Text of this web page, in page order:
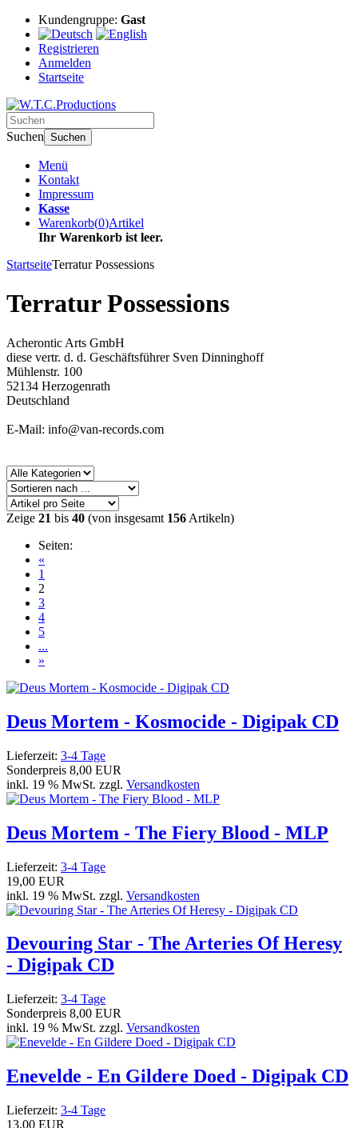
Kundengruppe: Gast
Registrieren
Anmelden
Startseite
Suchen Suchen
Menü
Kontakt
Impressum
Kasse
Warenkorb(0)Artikel
Ihr Warenkorb ist leer.
StartseiteTerratur Possessions
Terratur Possessions
Acherontic Arts GmbH
diese vertr. d. d. Geschäftsführer Sven Dinninghoff
Mühlenstr. 100
52134 Herzogenrath
Deutschland
E-Mail: info@van-records.com
Zeige 21 bis 40 (von insgesamt 156 Artikeln)
Seiten:
«
1
2
3
4
5
...
»
Deus Mortem - Kosmocide - Digipak CD
Lieferzeit: 3-4 Tage
Sonderpreis 8,00 EUR
inkl. 19 % MwSt. zzgl. Versandkosten
Deus Mortem - The Fiery Blood - MLP
Lieferzeit: 3-4 Tage
19,00 EUR
inkl. 19 % MwSt. zzgl. Versandkosten
Devouring Star - The Arteries Of Heresy
- Digipak CD
Lieferzeit: 3-4 Tage
Sonderpreis 8,00 EUR
inkl. 19 % MwSt. zzgl. Versandkosten
Enevelde - En Gildere Doed - Digipak CD
Lieferzeit: 3-4 Tage
13,00 EUR